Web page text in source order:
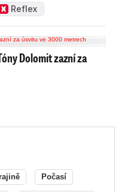
Reflex
Dolomit zazní za
Počasí